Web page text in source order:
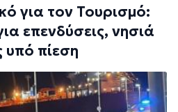
για τον Τουρισμό:
επενδύσεις, νησιά
υπό πίεση